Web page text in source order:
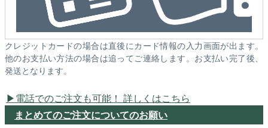
クレジットカードの場合は直後にカード情報の入力画面が出ます。
他のお支払い方法の場合は追ってご連絡します。お支払い完了後、
発送となります。
電話でのご注文も可能！ 詳しくはこちら
まとめてのご注文についてのお願い